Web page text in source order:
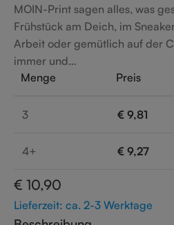
MOIN-Print sagen alles, was
Frühstück am Deich, im
Arbeit oder gemütlich auf der
immer und…
Menge
Preis
3 € 9,81
4+ € 9,27
€ 10,90
Lieferzeit: ca. 2-3 Werktage